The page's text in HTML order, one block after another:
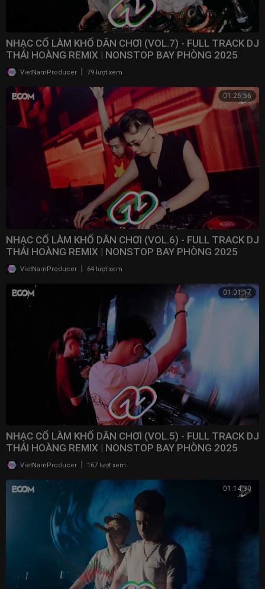
NHẠC CỔ LÀM KHỔ DÂN CHƠI (VOL.7) - FULL TRACK DJ
THÁI HOÀNG REMIX | NONSTOP BAY PHÒNG 2025
VietNamProducer 79 lượt xem
01:26:56
NHẠC CỔ LÀM KHỔ DÂN CHƠI (VOL.6) - FULL TRACK DJ
THÁI HOÀNG REMIX | NONSTOP BAY PHÒNG 2025
VietNamProducer | 64 lượt xem
01:01:17
NHẠC CỔ LÀM KHỔ DÂN CHƠI (VOL.5) - FULL TRACK DJ
THÁI HOÀNG REMIX | NONSTOP BAY PHÒNG 2025
VietNamProducer 167 lượt xem
01:14:30